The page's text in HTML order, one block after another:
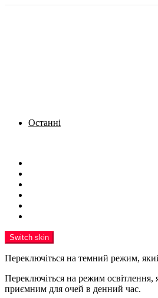
Останні
Switch skin
Переключіться на темний режим,
Переключіться на режим освітлення,
приємним для очей в денний час.